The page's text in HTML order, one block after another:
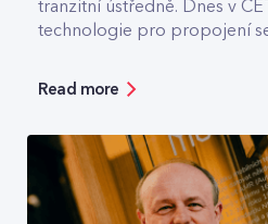
tranzitní ústředně. Dnes v
technologie pro propojení
pro core síť má na starost
připomínají LEGO.
Read more